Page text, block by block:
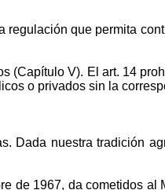
que permita
(Capítulo V). El art. 14
o privados sin la
Dada nuestra tradición
de 1967, da cometidos